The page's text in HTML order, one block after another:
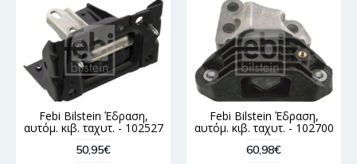
Febi Bilstein Έδραση,
αυτόμ. κιβ. ταχυτ. - 102527
50,95€
Febi Bilstein Έδραση,
αυτόμ. κιβ. ταχυτ. - 102700
60,98€